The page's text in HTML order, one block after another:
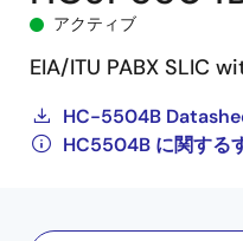
アクティブ
EIA/ITU PABX SLIC
HC-5504B
HC5504B に関する